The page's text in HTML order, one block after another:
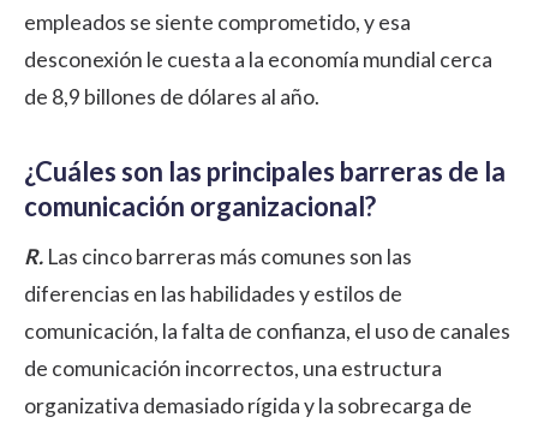
empleados se siente comprometido, y esa
desconexión le cuesta a la economía mundial cerca
de 8,9 billones de dólares al año.
¿Cuáles son las principales barreras de la
comunicación organizacional?
R. Las cinco barreras más comunes son las
diferencias en las habilidades y estilos de
comunicación, la falta de confianza, el uso de canales
de comunicación incorrectos, una estructura
organizativa demasiado rígida y la sobrecarga de